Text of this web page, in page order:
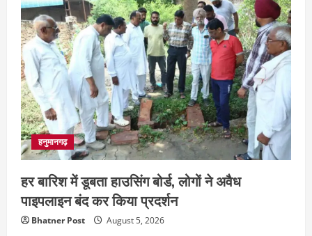
हनुमानगढ़
हर बारिश में डूबता हाउसिंग बोर्ड, लोगों ने अवैध
पाइपलाइन बंद कर किया प्रदर्शन
Bhatner Post August 5, 2026